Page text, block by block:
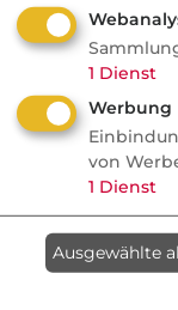
S
bAV beim
1 Dienst
Werbung
von
1 Dienst
Ausgewählte